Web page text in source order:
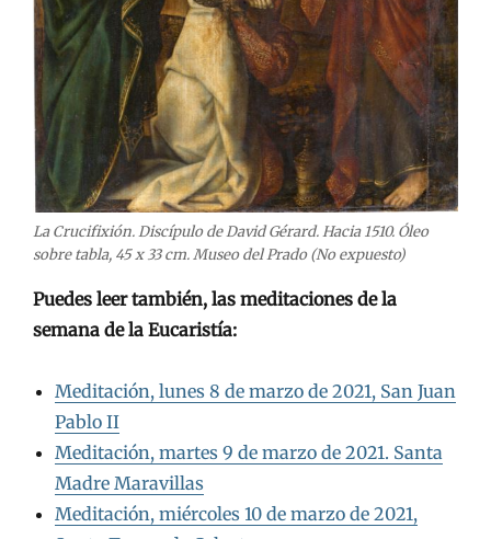
La Crucifixión. Discípulo de David Gérard. Hacia 1510. Óleo
sobre tabla, 45 x 33 cm. Museo del Prado (No expuesto)
Puedes leer también, las meditaciones de la
semana de la Eucaristía:
Meditación, lunes 8 de marzo de 2021, San Juan
Pablo II
Meditación, martes 9 de marzo de 2021. Santa
Madre Maravillas
Meditación, miércoles 10 de marzo de 2021,